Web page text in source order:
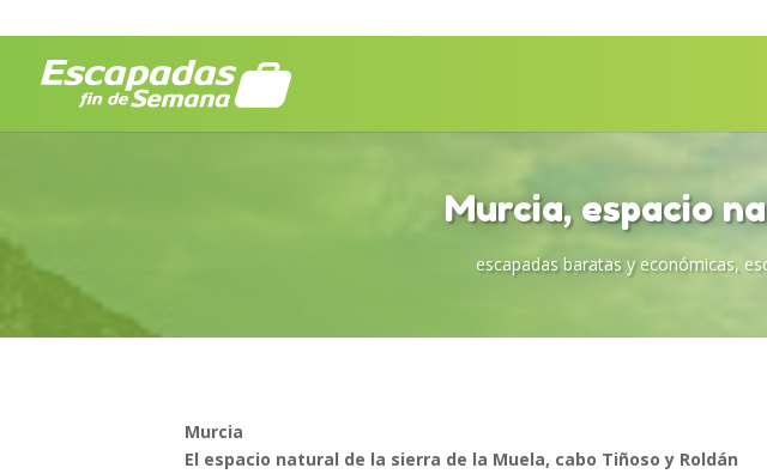
Murcia, espacio
escapadas baratas y económicas,
Murcia
El espacio natural de la sierra de la Muela, cabo Tiñoso y Roldán